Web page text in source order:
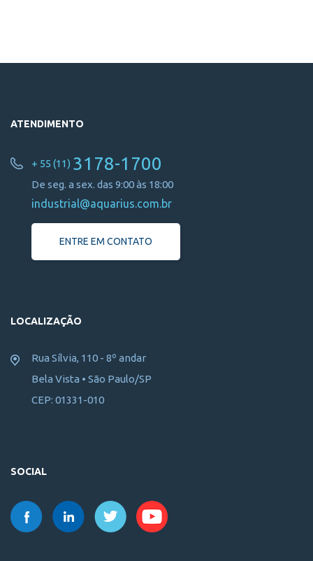
ATENDIMENTO
+ 55 (11) 3178-1700
De seg. a sex. das 9:00 às 18:00
industrial@aquarius.com.br
ENTRE EM CONTATO
LOCALIZAÇÃO
Rua Sílvia, 110 - 8º andar
Bela Vista • São Paulo/SP
CEP: 01331-010
SOCIAL